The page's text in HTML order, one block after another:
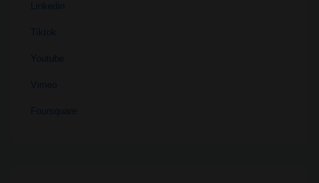
Linkedin
Tiktok
Youtube
Vimeo
Foursquare